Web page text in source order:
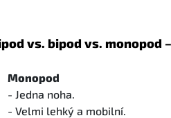
vs. bipod vs. monopod
Monopod
- Jedna noha.
- Velmi lehký a mobilní.